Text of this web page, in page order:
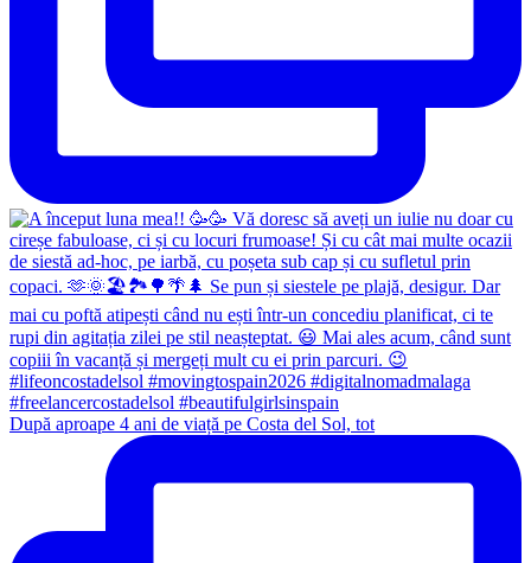
După aproape 4 ani de viață pe Costa del Sol, tot